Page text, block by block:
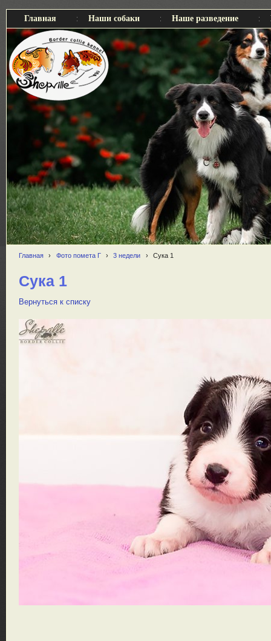
Главная Наши собаки Наше разведение
Главная › Фото помета Г › 3 недели › Сука 1
Сука 1
Вернуться к списку